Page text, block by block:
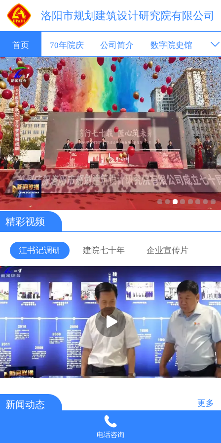
洛阳市规划建筑设计研究院有限公司
首页 70年院庆 公司简介 数字院史馆
新闻动态 成果展示 招聘信息 科技转移
精彩视频
江书记调研 建院七十年 企业宣传片
新闻动态 更多
电话咨询